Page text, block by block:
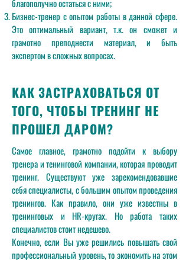
благополучно остаться с ними;
Бизнес-тренер с опытом работы в данной сфере.
Это оптимальный вариант, т.к. он сможет и
грамотно преподнести материал, и быть
экспертом в сложных вопросах.
КАК ЗАСТРАХОВАТЬСЯ ОТ
ТОГО, ЧТОБЫ ТРЕНИНГ НЕ
ПРОШЕЛ ДАРОМ?
Самое главное, грамотно подойти к выбору
тренера и тенинговой компании, которая проводит
тренинг. Существуют уже зарекомендовавшие
себя специалисты, с большим опытом проведения
тренингов. Как правило, они уже известны в
тренинговых и HR-кругах. Но работа таких
специалистов стоит недешево.
Конечно, если Вы уже решились повышать свой
профессиональный уровень, то экономить на этом